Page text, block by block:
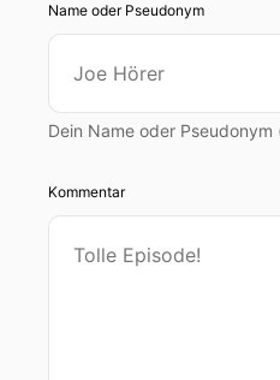
Name oder Pseudonym
Dein Name oder
Kommentar